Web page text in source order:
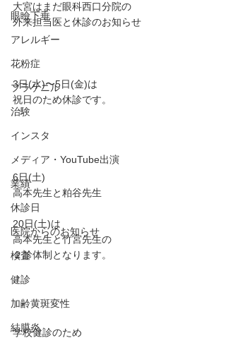
眼瞼下垂
アレルギー
花粉症
プラケニル
治験
インスタ
メディア・YouTube出演
業績
休診日
医院からのお知らせ
検査
健診
加齢黄斑変性
結膜炎
大宮はまだ眼科西口分院の
外来担当医と休診のお知らせ
3日(水)〜5日(金)は
祝日のため休診です。
6日(土)
高本先生と粕谷先生
20日(土)は
高本先生と竹宮先生の
２診体制となります。
学校健診のため